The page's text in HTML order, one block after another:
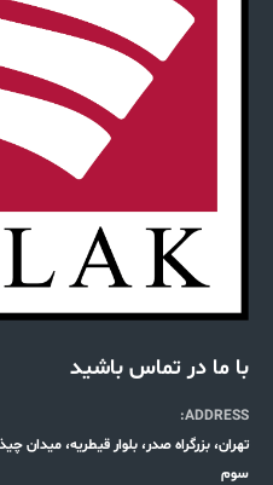
با ما در تماس باشید
ADDRESS:
سوم